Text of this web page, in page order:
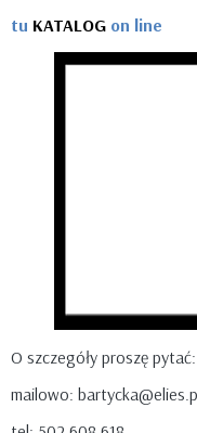
tu KATALOG on line
O szczegóły proszę pytać:
mailowo: